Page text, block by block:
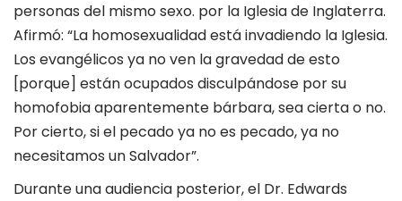
personas del mismo sexo. por la Iglesia de Inglaterra.
Afirmó: “La homosexualidad está invadiendo la Iglesia.
Los evangélicos ya no ven la gravedad de esto
[porque] están ocupados disculpándose por su
homofobia aparentemente bárbara, sea cierta o no.
Por cierto, si el pecado ya no es pecado, ya no
necesitamos un Salvador”.
Durante una audiencia posterior, el Dr. Edwards